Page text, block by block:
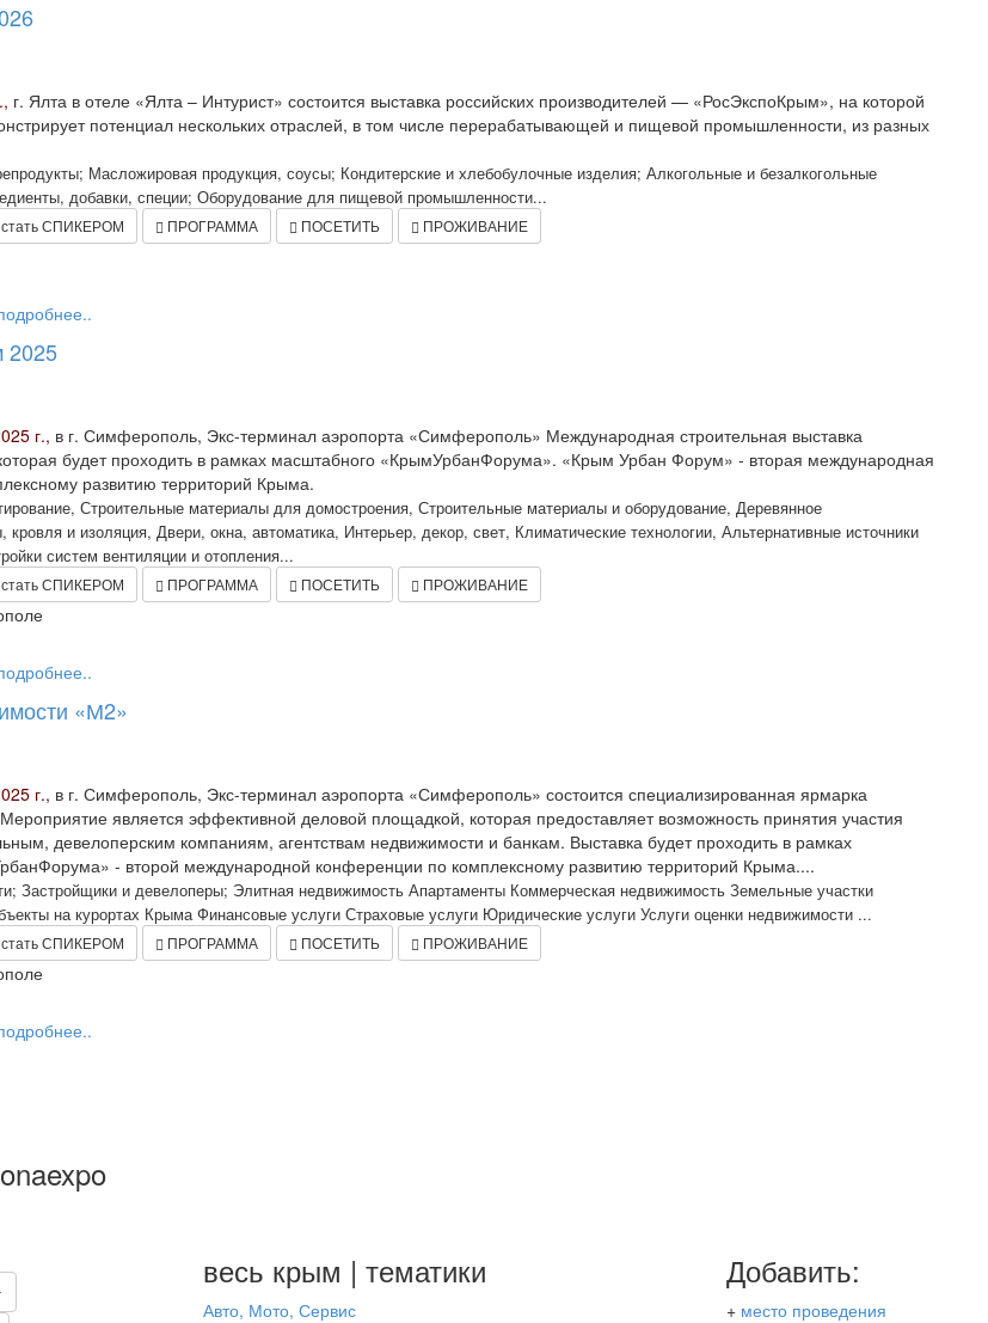
г. Ялта в отеле «Ялта – Интурист» состоится выставка российских производителей — «РосЭкспоКрым», на которой
потенциал нескольких отраслей, в том числе перерабатывающей и пищевой промышленности, из разных
Масложировая продукция, соусы; Кондитерские и хлебобулочные изделия; Алкогольные и безалкогольные
добавки, специи; Оборудование для пищевой промышленности...
стать СПИКЕРОМ ПРОГРАММА ПОСЕТИТЬ ПРОЖИВАНИЕ
2025
г., в г. Симферополь, Экс-терминал аэропорта «Симферополь» Международная строительная выставка
будет проходить в рамках масштабного «КрымУрбанФорума». «Крым Урбан Форум» - вторая международная
развитию территорий Крыма.
Строительные материалы для домостроения, Строительные материалы и оборудование, Деревянное
кровля и изоляция, Двери, окна, автоматика, Интерьер, декор, свет, Климатические технологии, Альтернативные источники
систем вентиляции и отопления...
стать СПИКЕРОМ ПРОГРАММА ПОСЕТИТЬ ПРОЖИВАНИЕ
«М2»
г., в г. Симферополь, Экс-терминал аэропорта «Симферополь» состоится специализированная ярмарка
является эффективной деловой площадкой, которая предоставляет возможность принятия участия
девелоперским компаниям, агентствам недвижимости и банкам. Выставка будет проходить в рамках
- второй международной конференции по комплексному развитию территорий Крыма....
Застройщики и девелоперы; Элитная недвижимость Апартаменты Коммерческая недвижимость Земельные участки
на курортах Крыма Финансовые услуги Страховые услуги Юридические услуги Услуги оценки недвижимости ...
стать СПИКЕРОМ ПРОГРАММА ПОСЕТИТЬ ПРОЖИВАНИЕ
весь крым | тематики
Авто, Мото, Сервис
Добавить:
+ место проведения